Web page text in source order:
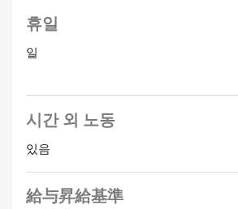
휴일
일
시간 외 노동
있음
給与昇給基準